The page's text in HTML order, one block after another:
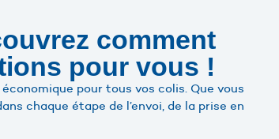
comment
pour vous !
pour tous vos colis. Que vous
chaque étape de l’envoi, de la prise en